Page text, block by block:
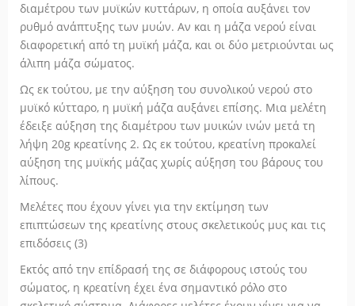
διαμέτρου των μυϊκών κυττάρων, η οποία αυξάνει τον
ρυθμό ανάπτυξης των μυών. Αν και η μάζα νερού είναι
διαφορετική από τη μυϊκή μάζα, και οι δύο μετριούνται ως
άλιπη μάζα σώματος.
Ως εκ τούτου, με την αύξηση του συνολικού νερού στο
μυϊκό κύτταρο, η μυϊκή μάζα αυξάνει επίσης. Μια μελέτη
έδειξε αύξηση της διαμέτρου των μυικών ινών μετά τη
λήψη 20g κρεατίνης 2. Ως εκ τούτου, κρεατίνη προκαλεί
αύξηση της μυϊκής μάζας χωρίς αύξηση του βάρους του
λίπους.
Μελέτες που έχουν γίνει για την εκτίμηση των
επιπτώσεων της κρεατίνης στους σκελετικούς μυς και τις
επιδόσεις (3)
Εκτός από την επίδρασή της σε διάφορους ιστούς του
σώματος, η κρεατίνη έχει ένα σημαντικό ρόλο στο